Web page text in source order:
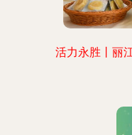
活力永胜丨丽